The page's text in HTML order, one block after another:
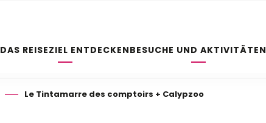
DAS REISEZIEL ENTDECKENBESUCHE UND AKTIVITÄTEN
Le Tintamarre des comptoirs + Calypzoo